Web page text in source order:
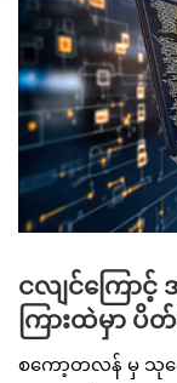
Larger
Image
ငလျင်ကြော
ကြားထဲမှာ ပိ
စကော့တလန် မှ သု